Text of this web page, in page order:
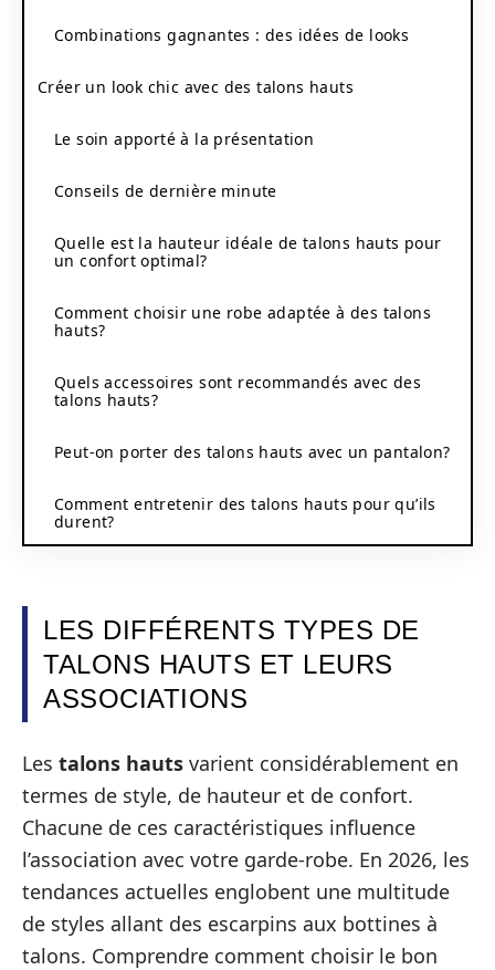
Combinations gagnantes : des idées de looks
Créer un look chic avec des talons hauts
Le soin apporté à la présentation
Conseils de dernière minute
Quelle est la hauteur idéale de talons hauts pour
un confort optimal?
Comment choisir une robe adaptée à des talons
hauts?
Quels accessoires sont recommandés avec des
talons hauts?
Peut-on porter des talons hauts avec un pantalon?
Comment entretenir des talons hauts pour qu’ils
durent?
LES DIFFÉRENTS TYPES DE
TALONS HAUTS ET LEURS
ASSOCIATIONS
Les talons hauts varient considérablement en
termes de style, de hauteur et de confort.
Chacune de ces caractéristiques influence
l’association avec votre garde-robe. En 2026, les
tendances actuelles englobent une multitude
de styles allant des escarpins aux bottines à
talons. Comprendre comment choisir le bon